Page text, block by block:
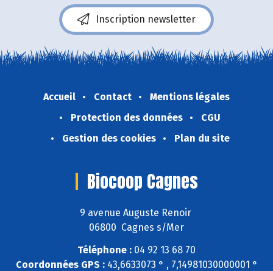
Inscription newsletter
Accueil Contact
Mentions légales
Protection des données
CGU
Gestion des cookies
Plan du site
Biocoop Cagnes
9 avenue Auguste Renoir
06800 Cagnes s/Mer
Téléphone : 04 92 13 68 70
Coordonnées GPS :43,6633073 ° , 7,14981030000001 °